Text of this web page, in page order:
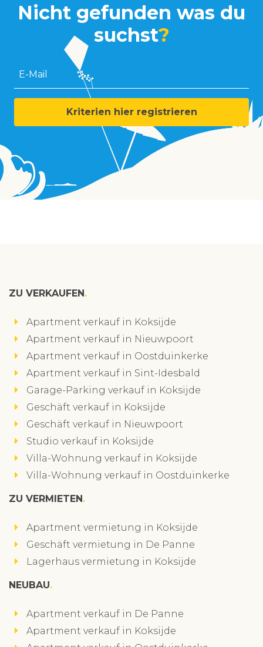
Nicht gefunden was du
suchst?
E-Mail
Kriterien hier registrieren
ZU VERKAUFEN
Apartment verkauf in Koksijde
Apartment verkauf in Nieuwpoort
Apartment verkauf in Oostduinkerke
Apartment verkauf in Sint-Idesbald
Garage-Parking verkauf in Koksijde
Geschäft verkauf in Koksijde
Geschäft verkauf in Nieuwpoort
Studio verkauf in Koksijde
Villa-Wohnung verkauf in Koksijde
Villa-Wohnung verkauf in Oostduinkerke
ZU VERMIETEN
Apartment vermietung in Koksijde
Geschäft vermietung in De Panne
Lagerhaus vermietung in Koksijde
NEUBAU
Apartment verkauf in De Panne
Apartment verkauf in Koksijde